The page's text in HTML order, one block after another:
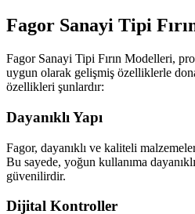
Fagor Sanayi Tipi
Fagor Sanayi Tipi Fırın Modelleri,
uygun olarak gelişmiş özelliklerle
özellikleri şunlardır:
Dayanıklı Yapı
Fagor, dayanıklı ve kaliteli
Bu sayede, yoğun kullanıma
güvenilirdir.
Dijital Kontroller